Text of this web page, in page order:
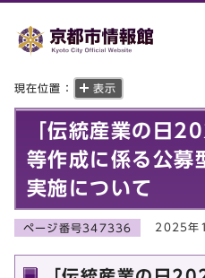
現在位置： 表示
「伝統産業の日
等作成に係る公募
実施について
ページ番号347336 2025年